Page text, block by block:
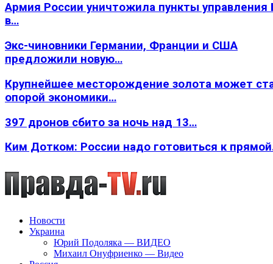
Армия России уничтожила пункты
в…
Экс-чиновники Германии, Франции и США
предложили новую…
Крупнейшее месторождение золота может
опорой экономики…
397 дронов сбито за ночь над 13…
Ким Дотком: России надо готовиться к
Новости
Украина
Юрий Подоляка — ВИДЕО
Михаил Онуфриенко — Видео